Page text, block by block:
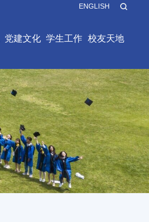
ENGLISH
党建文化 学生工作 校友天地